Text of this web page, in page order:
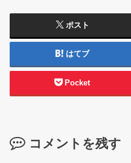
ポスト
はてブ
Pocket
コメントを残す